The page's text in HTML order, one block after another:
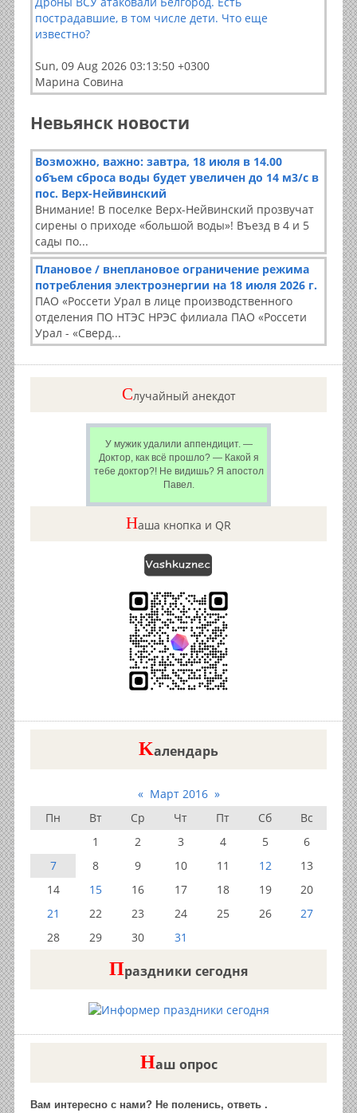
пострадавшие, в том числе дети. Что еще
известно?
Sun, 09 Aug 2026 03:13:50 +0300
Марина Совина
Невьянск новости
Возможно, важно: завтра, 18 июля в 14.00
объем сброса воды будет увеличен до 14 м3/с в
пос. Верх-Нейвинский
Внимание! В поселке Верх-Нейвинский прозвучат
сирены о приходе «большой воды»! Въезд в 4 и 5
сады по...
Плановое / внеплановое ограничение режима
потребления электроэнергии на 18 июля 2026 г.
ПАО «Россети Урал в лице производственного
отделения ПО НТЭС НРЭС филиала ПАО «Россети
Урал - «Сверд...
Cлучайный анекдот
У мужик удалили аппендицит. —
Доктор, как всё прошло? — Какой я
тебе доктор?! Не видишь? Я апостол
Павел.
Наша кнопка и QR
Kалендарь
« Март 2016 »
Пн
Вт Ср Чт Пт Сб
Вс
1
2 3 4 5
6
7
8 9 10 11 12
13
14
15 16 17 18 19
20
21
22 23 24 25 26
27
28
29 30 31
Праздники сегодня
Наш опрос
Вам интересно с нами? Не поленись, ответь .